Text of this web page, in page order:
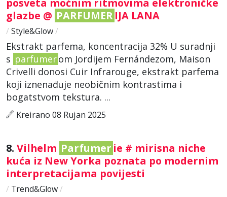
glazbe @ PARFUMERIJA LANA
/ Style&Glow/
Ekstrakt parfema, koncentracija 32% U suradnji
s parfumerom Jordijem Fernándezom, Maison
Crivelli donosi Cuir Infrarouge, ekstrakt parfema
koji iznenađuje neobičnim kontrastima i
bogatstvom tekstura. ...
Kreirano 08 Rujan 2025
8. Vilhelm Parfumer ie # mirisna niche
kuća iz New Yorka poznata po modernim
interpretacijama povijesti
/ Trend&Glow/